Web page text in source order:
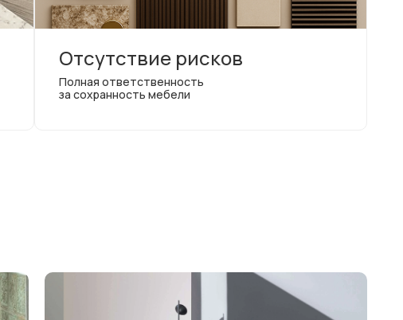
Отсутствие рисков
Полная ответственность
за сохранность мебели